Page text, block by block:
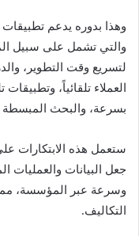
وهذا بدوره يدعم تطبيقات
والتي تشمل على سبيل
لتسريع وقت التطوير،
العملاء تلقائياً،
بسرعة، والبحث المبسطة
ستعمل هذه الابتكارات
جعل البيانات والعمليات
وسرعة عبر المؤسسة، مما
التكاليف.